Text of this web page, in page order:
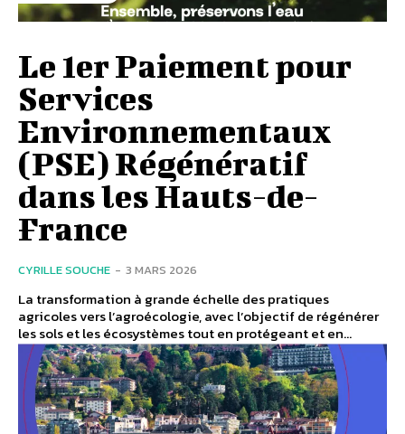
Le 1er Paiement pour
Services
Environnementaux
(PSE) Régénératif
dans les Hauts-de-
France
CYRILLE SOUCHE - 3 MARS 2026
La transformation à grande échelle des pratiques
agricoles vers l’agroécologie, avec l’objectif de régénérer
les sols et les écosystèmes tout en protégeant et en...